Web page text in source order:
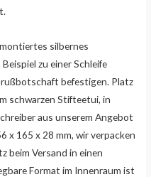
silbernes
zu einer Schleife
befestigen. Platz
schwarzen Stifteetui, in
aus unserem Angebot
x 165 x 28 mm, wir verpacken
beim Versand in einen
Format im Innenraum ist